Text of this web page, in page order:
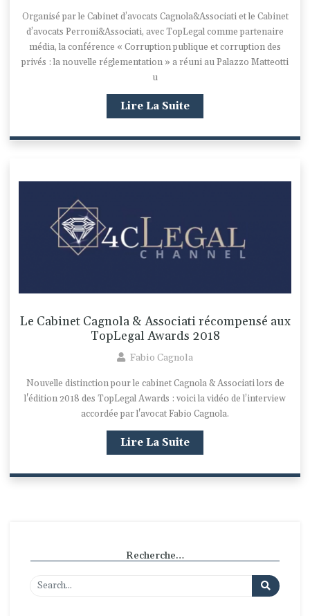
Organisé par le Cabinet d’avocats Cagnola&Associati et le Cabinet
d’avocats Perroni&Associati, avec TopLegal comme partenaire
média, la conférence « Corruption publique et corruption des
privés : la nouvelle réglementation » a réuni au Palazzo Matteotti
u
Lire La Suite
Le Cabinet Cagnola & Associati récompensé aux
TopLegal Awards 2018
Fabio Cagnola
Nouvelle distinction pour le cabinet Cagnola & Associati lors de
l'édition 2018 des TopLegal Awards : voici la vidéo de l’interview
accordée par l'avocat Fabio Cagnola.
Lire La Suite
Recherche…